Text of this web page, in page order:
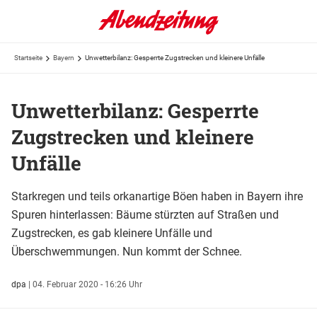
Startseite Bayern Unwetterbilanz: Gesperrte Zugstrecken und kleinere Unfälle
Unwetterbilanz: Gesperrte
Zugstrecken und kleinere
Unfälle
Starkregen und teils orkanartige Böen haben in Bayern ihre
Spuren hinterlassen: Bäume stürzten auf Straßen und
Zugstrecken, es gab kleinere Unfälle und
Überschwemmungen. Nun kommt der Schnee.
dpa | 04. Februar 2020 - 16:26 Uhr